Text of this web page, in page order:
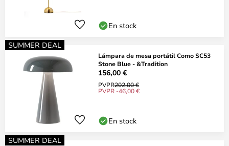
En stock
SUMMER DEAL
Lámpara de mesa portátil Como SC53
Stone Blue - &Tradition
156,00 €
PVPR202,00 €
PVPR -46,00 €
En stock
SUMMER DEAL